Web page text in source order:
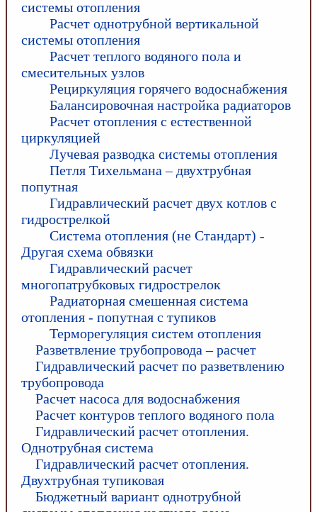
системы отопления
Расчет однотрубной вертикальной
системы отопления
Расчет теплого водяного пола и
смесительных узлов
Рециркуляция горячего водоснабжения
Балансировочная настройка радиаторов
Расчет отопления с естественной
циркуляцией
Лучевая разводка системы отопления
Петля Тихельмана – двухтрубная
попутная
Гидравлический расчет двух котлов с
гидрострелкой
Система отопления (не Стандарт) -
Другая схема обвязки
Гидравлический расчет
многопатрубковых гидрострелок
Радиаторная смешенная система
отопления - попутная с тупиков
Терморегуляция систем отопления
Разветвление трубопровода – расчет
Гидравлический расчет по разветвлению
трубопровода
Расчет насоса для водоснабжения
Расчет контуров теплого водяного пола
Гидравлический расчет отопления.
Однотрубная система
Гидравлический расчет отопления.
Двухтрубная тупиковая
Бюджетный вариант однотрубной